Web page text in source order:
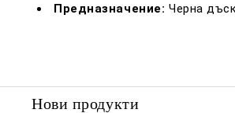
Предназначение: Черна
Нови продукти